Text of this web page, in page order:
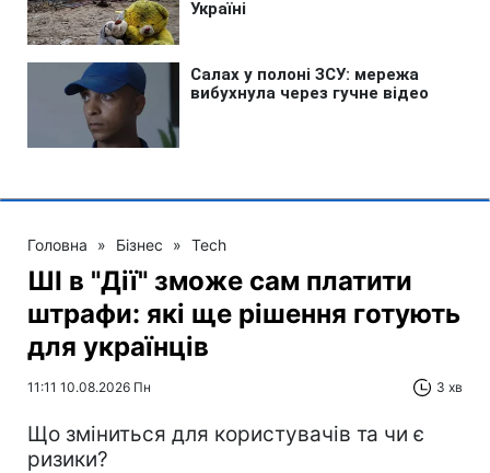
Головна » Бізнес » Tech
ШІ в "Дії" зможе сам платити
штрафи: які ще рішення готують
для українців
11:11 10.08.2026 Пн 3 хв
Що зміниться для користувачів та чи є
ризики?